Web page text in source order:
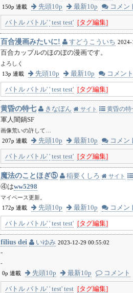
150p 連載
先頭10p 最新10p コメン
バトル バトル' ' test test' [タグ編集]
百合漫画みたいに! すどうこういち 2024-
百合カップルのほのぼの漫画です。
よろしく
13p 連載
先頭10p 最新10p コメント
バトル バトル' ' test test' [タグ編集]
黄昏の特七 きなぼん サイト
黄昏の特
軍人闇鍋SF
画像荒いの許して…
207p 連載
先頭10p 最新10p コメン
バトル バトル' ' test test' [タグ編集]
魔法のことほぎ⑤ 稲要くしろ サイト
④はww5298
マイペース更新。
172p 連載
先頭10p 最新10p コメン
バトル バトル' ' test test' [タグ編集]
filius dei いゆみ 2023-12-29 00:55:02
-
-
0p 連載
先頭10p 最新10p コメント
バトル バトル' ' test' test [タグ編集]